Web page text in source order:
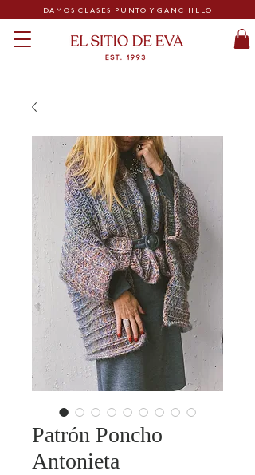
DAMOS CLASES PUNTO Y GANCHILLO
Patrón Poncho
Antonieta